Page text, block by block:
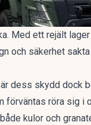
Med ett rejält
och säkerhet
är dess skydd dock
förväntas röra sig i
kulor och